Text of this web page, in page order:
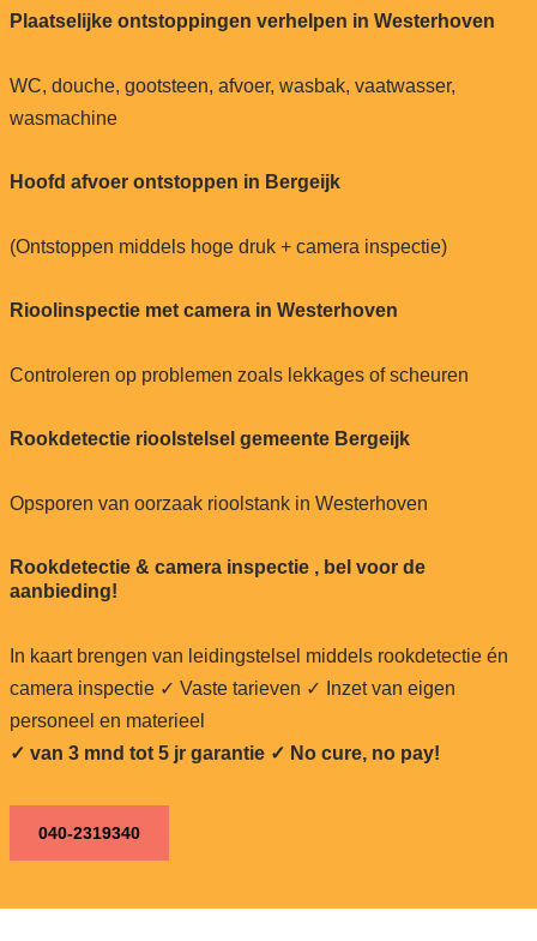
Plaatselijke ontstoppingen verhelpen in Westerhoven
WC, douche, gootsteen, afvoer, wasbak, vaatwasser,
wasmachine
Hoofd afvoer ontstoppen in Bergeijk
(Ontstoppen middels hoge druk + camera inspectie)
Rioolinspectie met camera in Westerhoven
Controleren op problemen zoals lekkages of scheuren
Rookdetectie rioolstelsel gemeente Bergeijk
Opsporen van oorzaak rioolstank in Westerhoven
Rookdetectie & camera inspectie , bel voor de
aanbieding!
In kaart brengen van leidingstelsel middels rookdetectie én
camera inspectie ✓ Vaste tarieven ✓ Inzet van eigen
personeel en materieel
✓ van 3 mnd tot 5 jr garantie ✓ No cure, no pay!
040-2319340